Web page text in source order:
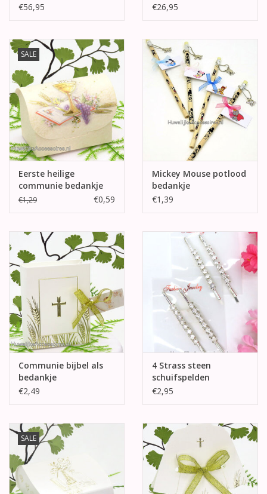
€56,95
€26,95
SALE
Eerste heilige
communie bedankje
doosje
€1,29 €0,59
Mickey Mouse potlood
bedankje
€1,39
Communie bijbel als
bedankje
€2,49
4 Strass steen
schuifspelden
€2,95
SALE